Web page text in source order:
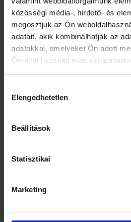
közösségi média-, hirdető- és
megosztjuk az Ön
adatait, akik kombinálhatják az
adatokkal, amelyeket Ön adott
Ön által használt más
kiválasztása
Elengedhetetlen
Beállítások
Statisztikai
Marketing
akasztható és
A készlet tartalma:natúr
ecsetszámozott ökológiai
palettaellenőrzőlap (papír
Kapcsolódó termékek